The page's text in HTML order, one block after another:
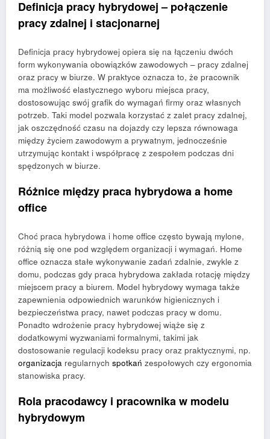
Definicja pracy hybrydowej – połączenie
pracy zdalnej i stacjonarnej
Definicja pracy hybrydowej opiera się na łączeniu dwóch
form wykonywania obowiązków zawodowych – pracy zdalnej
oraz pracy w biurze. W praktyce oznacza to, że pracownik
ma możliwość elastycznego wyboru miejsca pracy,
dostosowując swój grafik do wymagań firmy oraz własnych
potrzeb. Taki model pozwala korzystać z zalet pracy zdalnej,
jak oszczędność czasu na dojazdy czy lepsza równowaga
między życiem zawodowym a prywatnym, jednocześnie
utrzymując kontakt i współpracę z zespołem podczas dni
spędzonych w biurze.
Różnice między praca hybrydowa a home
office
Choć praca hybrydowa i home office często bywają mylone,
różnią się one pod względem organizacji i wymagań. Home
office oznacza stałe wykonywanie zadań zdalnie, zwykle z
domu, podczas gdy praca hybrydowa zakłada rotację między
miejscem pracy a biurem. Model hybrydowy wymaga także
zapewnienia odpowiednich warunków higienicznych i
bezpieczeństwa pracy, nawet podczas pracy w domu.
Ponadto wdrożenie pracy hybrydowej wiąże się z
dodatkowymi wyzwaniami formalnymi, takimi jak
dostosowanie regulacji kodeksu pracy oraz praktycznymi, np.
organizacja regularnych spotkań zespołowych czy ergonomia
stanowiska pracy.
Rola pracodawcy i pracownika w modelu
hybrydowym